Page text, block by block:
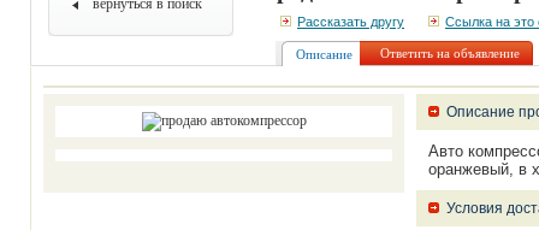
вернуться в поиск
Рассказать другу Ссылка на это
Описание Ответить на объявление
Описание
Авто
оранжевый, в
Условия